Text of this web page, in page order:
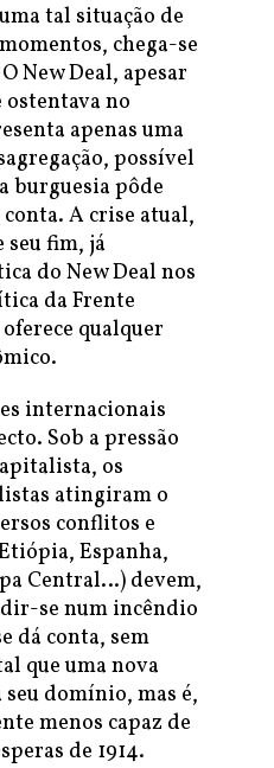
tal situação de
chega-se
New Deal, apesar
no
apenas uma
possível
burguesia pôde
A crise atual,
seu fim, já
do New Deal nos
da Frente
qualquer
internacionais
Sob a pressão
os
atingiram o
conflitos e
Espanha,
Central…) devem,
se num incêndio
dá conta, sem
que uma nova
domínio, mas é,
menos capaz de
de 1914.